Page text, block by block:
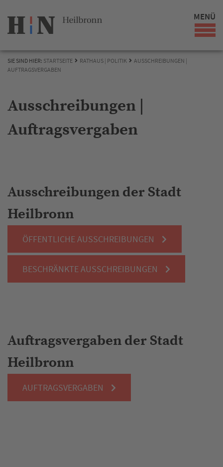
MENÜ
SIE SIND HIER: STARTSEITE RATHAUS | POLITIK
AUSSCHREIBUNGEN |
AUFTRAGSVERGABEN
Ausschreibungen |
Auftragsvergaben
Ausschreibungen der Stadt
Heilbronn
ÖFFENTLICHE AUSSCHREIBUNGEN
BESCHRÄNKTE AUSSCHREIBUNGEN
Auftragsvergaben der Stadt
Heilbronn
AUFTRAGSVERGABEN